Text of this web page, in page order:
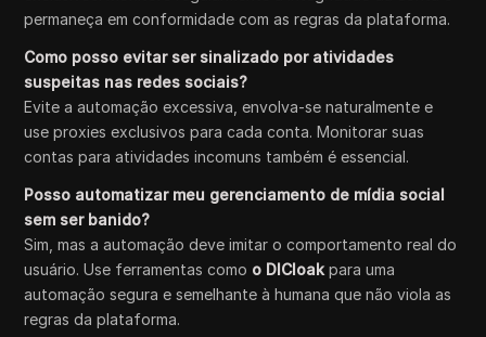
permaneça em conformidade com as regras da plataforma.
Como posso evitar ser sinalizado por atividades
suspeitas nas redes sociais?
Evite a automação excessiva, envolva-se naturalmente e
use proxies exclusivos para cada conta. Monitorar suas
contas para atividades incomuns também é essencial.
Posso automatizar meu gerenciamento de mídia social
sem ser banido?
Sim, mas a automação deve imitar o comportamento real do
usuário. Use ferramentas como o DICloakpara uma
automação segura e semelhante à humana que não viola as
regras da plataforma.